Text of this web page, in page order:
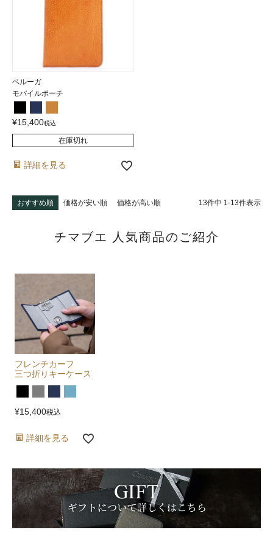
ベルーガ
モバイルポーチ
¥15,400税込
在庫切れ
詳細を見る
おすすめ順 価格が安い順 価格が高い順 13件中 1 -13件表示
チマブエ 人気商品のご紹介
フレンチカーフ
三つ折りキーケース
¥15,400税込
詳細を見る